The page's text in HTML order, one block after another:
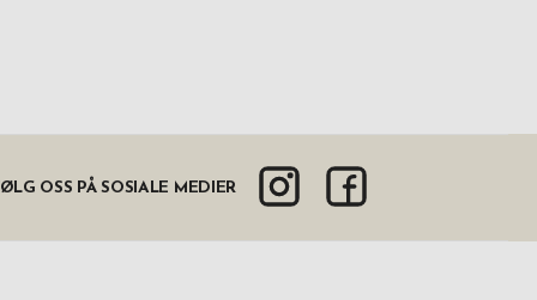
OSS PÅ SOSIALE MEDIER